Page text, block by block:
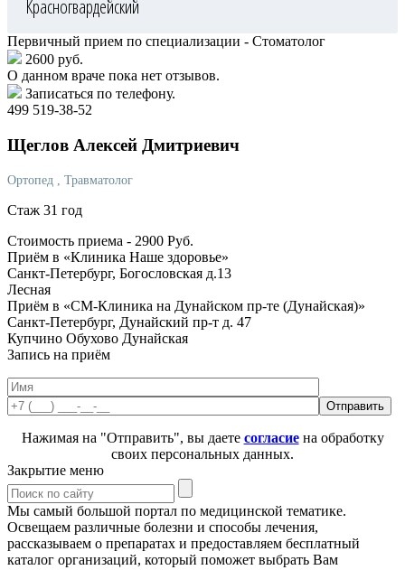
Красногвардейский
Первичный прием по специализации - Стоматолог
2600 руб.
О данном враче пока нет отзывов.
Записаться по телефону.
499 519-38-52
Щеглов Алексей Дмитриевич
Ортопед , Травматолог
Стаж 31 год
Стоимость приема - 2900 Руб.
Приём в «Клиника Наше здоровье»
Санкт-Петербург, Богословская д.13
Лесная
Приём в «СМ-Клиника на Дунайском пр-те (Дунайская)»
Санкт-Петербург, Дунайский пр-т д. 47
Купчино Обухово Дунайская
Запись на приём
Нажимая на "Отправить", вы даете согласиена обработку
своих персональных данных.
Закрытие меню
Мы самый большой портал по медицинской тематике.
Освещаем различные болезни и способы лечения,
рассказываем о препаратах и предоставляем бесплатный
каталог организаций, который поможет выбрать Вам